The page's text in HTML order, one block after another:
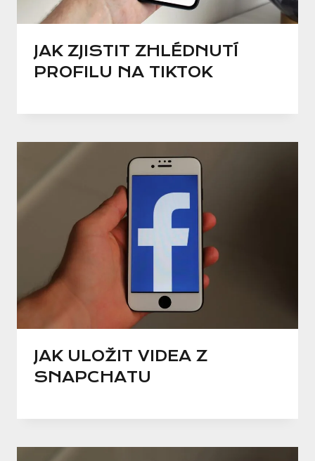
JAK ZJISTIT ZHLÉDNUTÍ
PROFILU NA TIKTOK
JAK ULOŽIT VIDEA Z
SNAPCHATU